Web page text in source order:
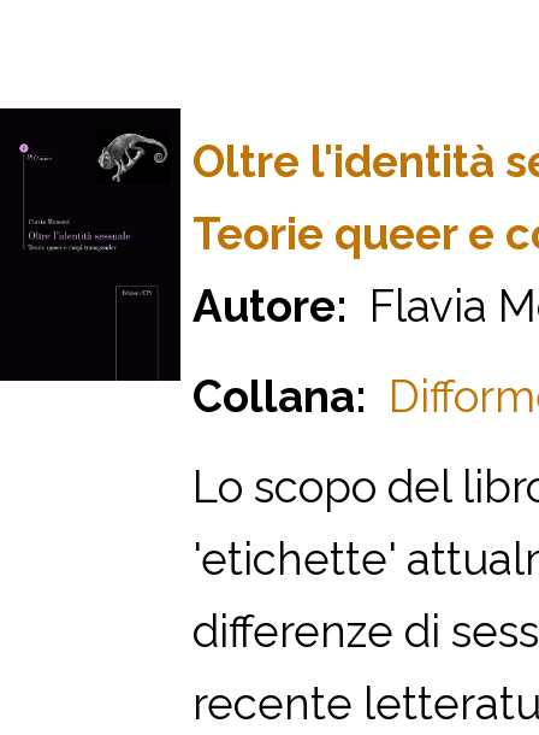
Oltre l'identità
Teorie queer e
Autore: Flavia
Collana:
Lo scopo del
'etichette'
differenze di
recente